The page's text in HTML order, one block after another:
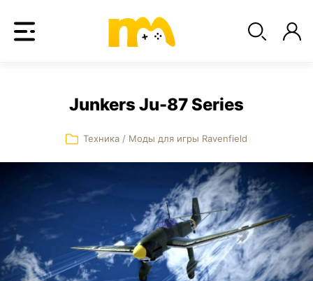
Junkers Ju-87 Series
Техника / Моды для игры Ravenfield